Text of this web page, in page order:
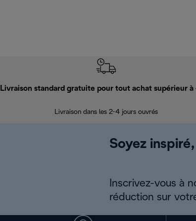
Livraison standard gratuite pour tout achat supérieur
Livraison dans les 2-4 jours ouvrés
Soyez
Inscrivez-vous à
réduction sur